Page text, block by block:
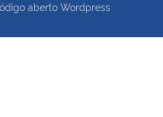
aberto Wordpress